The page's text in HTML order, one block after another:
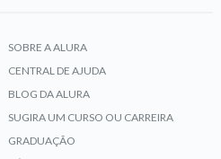
SOBRE A ALURA
CENTRAL DE AJUDA
BLOG DA ALURA
SUGIRA UM CURSO OU CARREIRA
GRADUAÇÃO